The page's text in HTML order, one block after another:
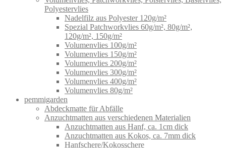
Polyestervlies
Nadelfilz aus Polyester 120g/m²
Spezial Patchworkvlies 60g/m², 80g/m²,
120g/m², 150g/m²
Volumenvlies 100g/m²
Volumenvlies 150g/m²
Volumenvlies 200g/m²
Volumenvlies 300g/m²
Volumenvlies 400g/m²
Volumenvlies 80g/m²
pemmigarden
Abdeckmatte für Abfälle
Anzuchtmatten aus verschiedenen Materialien
Anzuchtmatten aus Hanf, ca. 1cm dick
Anzuchtmatten aus Kokos, ca. 7mm dick
Hanfschere/Kokosschere